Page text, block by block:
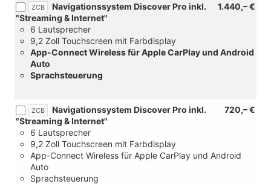
[ZBD]
Media
oder
ZCB 1.440,– €
Navigationssystem Discover Pro inkl.
"Streaming & Internet"
6 Lautsprecher
9,2 Zoll Touchscreen mit Farbdisplay
App-Connect Wireless für Apple CarPlay und Android
Auto
Sprachsteuerung
ZCB 720,– €
Navigationssystem Discover Pro inkl.
"Streaming & Internet"
6 Lautsprecher
9,2 Zoll Touchscreen mit Farbdisplay
App-Connect Wireless für Apple CarPlay und Android
Auto
Sprachsteuerung